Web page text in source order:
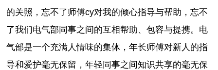
的关照，忘不了师傅cy对我的倾心指导与帮助，忘不
了我们电气部同事之间的互相帮助、包容与提携。电
气部是一个充满人情味的集体，年长师傅对新人的指
导和爱护毫无保留，年轻同事之间知识共享的毫无保